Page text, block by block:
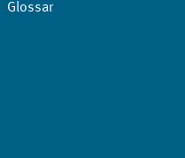
Glossar